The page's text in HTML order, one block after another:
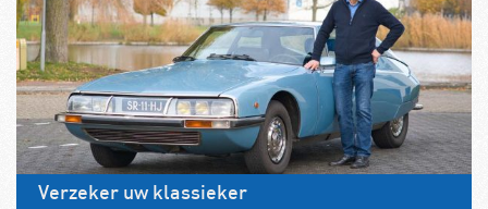
Verzeker uw klassieker